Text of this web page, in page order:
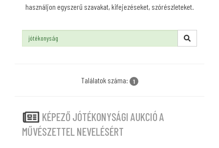
használjon egyszerű szavakat, kifejezéseket, szórészleteket.
Találatok száma: 1
KÉPEZŐ JÓTÉKONYSÁGI AUKCIÓ A
MŰVÉSZETTEL NEVELÉSÉRT